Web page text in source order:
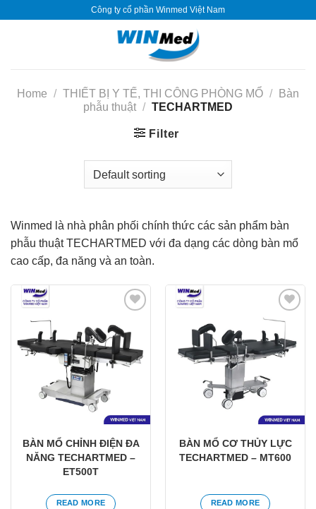
Công ty cổ phần Winmed Việt Nam
Home / THIẾT BỊ Y TẾ, THI CÔNG PHÒNG MỔ /
Bàn
phẫu thuật / TECHARTMED
Filter
Winmed là nhà phân phối chính thức các sản phẩm bàn
phẫu thuật TECHARTMED với đa dạng các dòng bàn mổ
cao cấp, đa năng và an toàn.
Yêu
thích
BÀN MỔ CHỈNH ĐIỆN ĐA
NĂNG TECHARTMED –
ET500T
READ MORE
Yêu
thích
BÀN MỔ CƠ THỦY LỰC
TECHARTMED – MT600
READ MORE